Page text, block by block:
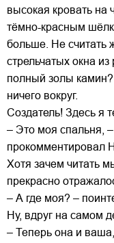
высокая кровать на
тёмно-красным
больше. Не считать
стрельчатых окна
полный золы
ничего вокруг.
Создатель! Здесь я
– Это моя спальня,
прокомментировал
Хотя зачем читать
прекрасно
– А где моя? –
Ну, вдруг на самом
– Теперь она и